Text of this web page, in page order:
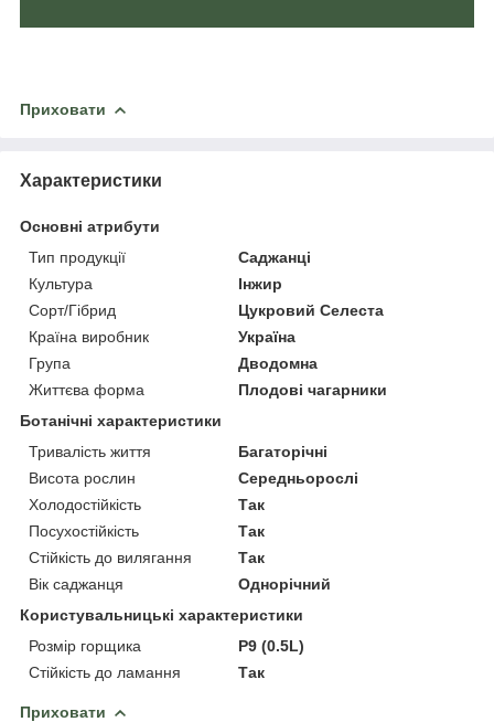
Приховати
Характеристики
Основні атрибути
Тип продукції
Саджанці
Культура
Інжир
Сорт/Гібрид
Цукровий Селеста
Країна виробник
Україна
Група
Дводомна
Життєва форма
Плодові чагарники
Ботанічні характеристики
Тривалість життя
Багаторічні
Висота рослин
Середньорослі
Холодостійкість
Так
Посухостійкість
Так
Стійкість до вилягання
Так
Вік саджанця
Однорічний
Користувальницькі характеристики
Розмір горщика
P9 (0.5L)
Стійкість до ламання
Так
Приховати